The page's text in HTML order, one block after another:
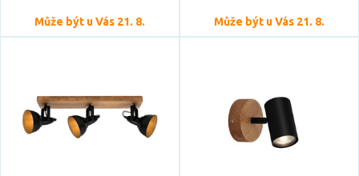
bílá
černá
Zobrazit více
Může být u Vás 21. 8. Může být u Vás 21. 8.